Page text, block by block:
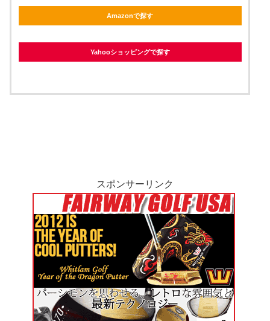
Amazonで探す
Yahooショッピングで探す
スポンサーリンク